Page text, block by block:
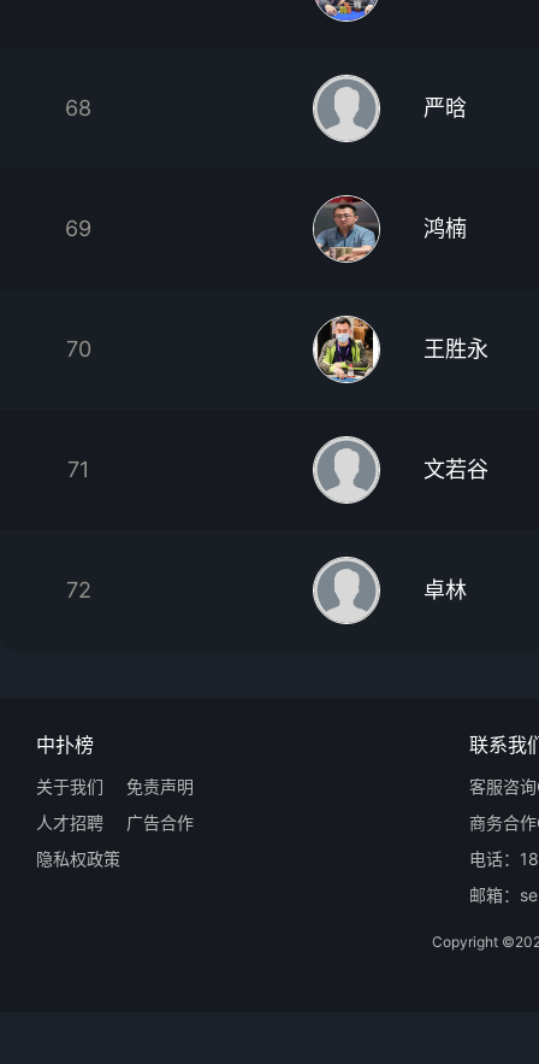
68 严晗
69 鸿楠
70 王胜永
71 文若谷
72 卓林
中扑榜
关于我们
免责声明
人才招聘
广告合作
隐私权政策
联系我
客服咨
商务合
电话：
邮箱：
Copyright